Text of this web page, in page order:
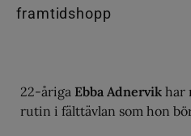
22-åriga Ebba Adnervik har
rutin i fälttävlan som hon